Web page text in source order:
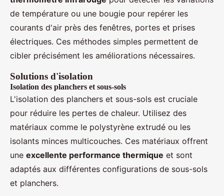
de température ou une bougie pour repérer les
courants d'air près des fenêtres, portes et prises
électriques. Ces méthodes simples permettent de
cibler précisément les améliorations nécessaires.
Solutions d'isolation
Isolation des planchers et sous-sols
L'isolation des planchers et sous-sols est cruciale
pour réduire les pertes de chaleur. Utilisez des
matériaux comme le polystyrène extrudé ou les
isolants minces multicouches. Ces matériaux offrent
une excellente performance thermique et sont
adaptés aux différentes configurations de sous-sols
et planchers.